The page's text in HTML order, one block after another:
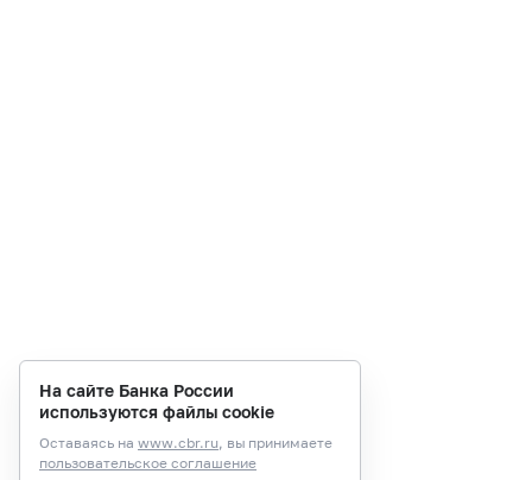
На сайте Банка России
используются файлы cookie
Оставаясь на www.cbr.ru, вы принимаете
пользовательское соглашение